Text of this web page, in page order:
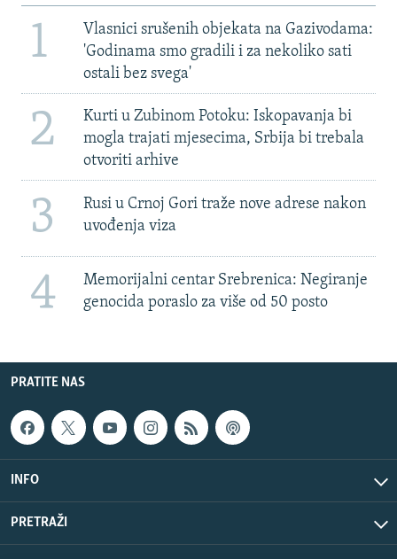
1
Vlasnici srušenih objekata na Gazivodama:
'Godinama smo gradili i za nekoliko sati
ostali bez svega'
2
Kurti u Zubinom Potoku: Iskopavanja bi
mogla trajati mjesecima, Srbija bi trebala
otvoriti arhive
3
Rusi u Crnoj Gori traže nove adrese nakon
uvođenja viza
4
Memorijalni centar Srebrenica: Negiranje
genocida poraslo za više od 50 posto
PRATITE NAS
INFO
PRETRAŽI